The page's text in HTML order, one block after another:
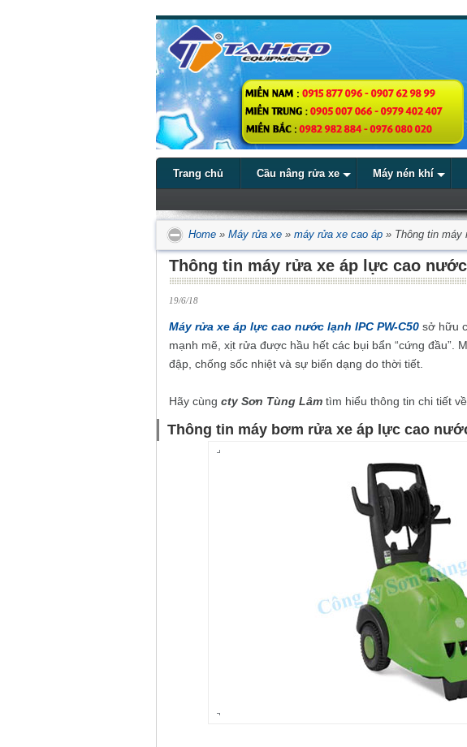
Trang chủ Cầu nâng rửa xe Máy nén khí
Home » Máy rửa xe » máy rửa xe cao áp » Thông tin máy
Thông tin máy rửa xe áp lực cao nước
19/6/18
Máy rửa xe áp lực cao nước lạnh IPC PW-C50 sở hữu
mạnh mẽ, xịt rửa được hầu hết các bụi bẩn “cứng đầu”.
đập, chống sốc nhiệt và sự biến dạng do thời tiết.
Hãy cùng cty Sơn Tùng Lâm tìm hiểu thông tin chi tiết
Thông tin máy bơm rửa xe áp lực cao